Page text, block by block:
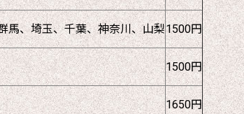
馬、埼玉、千葉、神奈川、山梨1500円
1500円
1650円